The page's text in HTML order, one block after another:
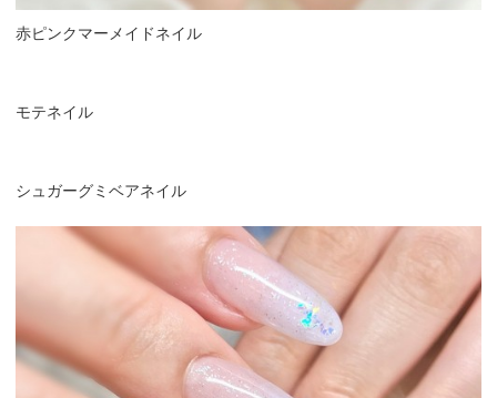
赤ピンクマーメイドネイル
モテネイル
シュガーグミベアネイル